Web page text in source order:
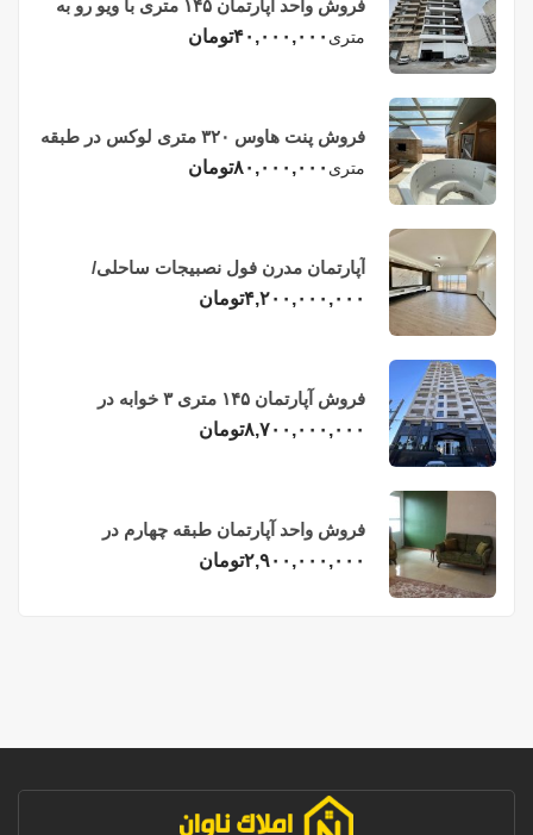
فروش واحد آپارتمان ۱۴۵ متری با ویو رو به
دریا در فریدونکنار
متری ۴۰,۰۰۰,۰۰۰تومان
فروش پنت هاوس ۳۲۰ متری لوکس در طبقه
چهاردهم فریدونکنار
متری ۸۰,۰۰۰,۰۰۰تومان
آپارتمان مدرن فول نصبیجات ساحلی/
فریدونکنار
۴,۲۰۰,۰۰۰,۰۰۰تومان
فروش آپارتمان ۱۴۵ متری ۳ خوابه در
فریدونکنار
۸,۷۰۰,۰۰۰,۰۰۰تومان
فروش واحد آپارتمان طبقه چهارم در
فریدونکنار
۲,۹۰۰,۰۰۰,۰۰۰تومان